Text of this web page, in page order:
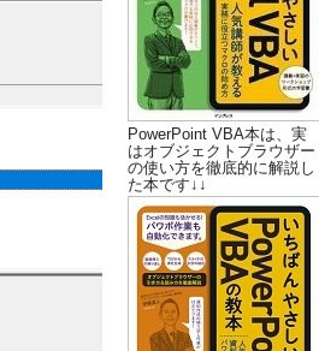
PowerPoint VBA本は、実
はオブジェクトブラウザー
の使い方を徹底的に解説し
た本です↓↓